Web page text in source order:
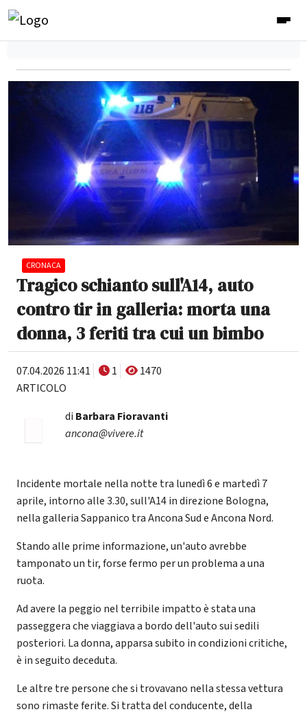
CRONACA
Tragico schianto sull'A14, auto
contro tir in galleria: morta una
donna, 3 feriti tra cui un bimbo
07.04.2026 11:41 1
1470
ARTICOLO
di Barbara Fioravanti
ancona@vivere.it
Incidente mortale nella notte tra lunedì 6 e martedì 7
aprile, intorno alle 3.30, sull'A14 in direzione Bologna,
nella galleria Sappanico tra Ancona Sud e Ancona Nord.
Stando alle prime informazione, un'auto avrebbe
tamponato un tir, forse fermo per un problema a una
ruota.
Ad avere la peggio nel terribile impatto è stata una
passeggera che viaggiava a bordo dell'auto sui sedili
posteriori. La donna, apparsa subito in condizioni critiche,
è in seguito deceduta.
Le altre tre persone che si trovavano nella stessa vettura
sono rimaste ferite. Si tratta del conducente, della